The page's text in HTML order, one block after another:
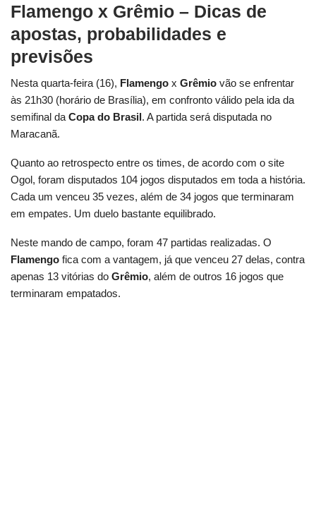
Flamengo x Grêmio – Dicas de
apostas, probabilidades e
previsões
Nesta quarta-feira (16), Flamengo x Grêmio vão se enfrentar
às 21h30 (horário de Brasília), em confronto válido pela ida da
semifinal da Copa do Brasil. A partida será disputada no
Maracanã.
Quanto ao retrospecto entre os times, de acordo com o site
Ogol, foram disputados 104 jogos disputados em toda a história.
Cada um venceu 35 vezes, além de 34 jogos que terminaram
em empates. Um duelo bastante equilibrado.
Neste mando de campo, foram 47 partidas realizadas. O
Flamengo fica com a vantagem, já que venceu 27 delas, contra
apenas 13 vitórias do Grêmio, além de outros 16 jogos que
terminaram empatados.